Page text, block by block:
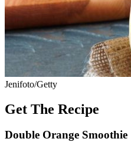
Jenifoto/Getty
Get The Recipe
Double Orange Smoothie